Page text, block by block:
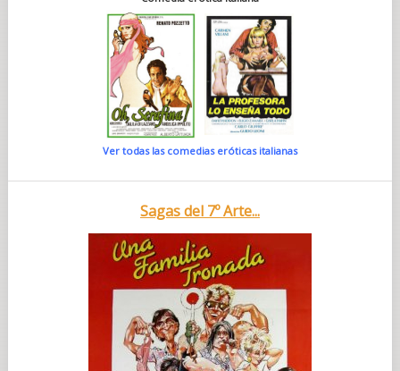
Ver todas las comedias eróticas italianas
Sagas del 7º Arte...